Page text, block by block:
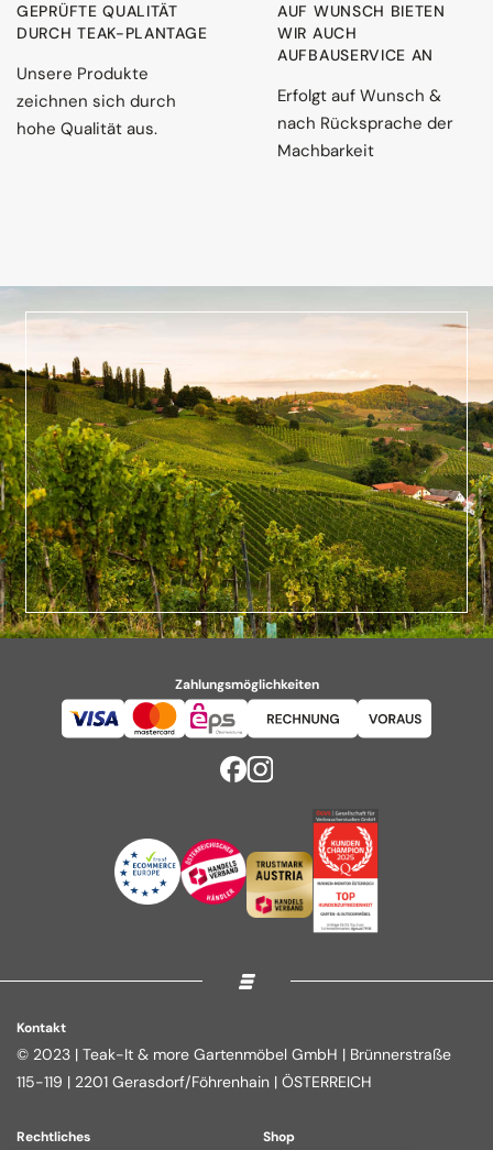
GEPRÜFTE QUALITÄT
DURCH TEAK-PLANTAGE
Unsere Produkte
zeichnen sich durch
hohe Qualität aus.
AUF WUNSCH BIETEN
WIR AUCH
AUFBAUSERVICE AN
Erfolgt auf Wunsch &
nach Rücksprache der
Machbarkeit
Zahlungsmöglichkeiten
Kontakt
© 2023 | Teak-It & more Gartenmöbel GmbH | Brünnerstraße
115-119 | 2201 Gerasdorf/Föhrenhain | ÖSTERREICH
Rechtliches Shop